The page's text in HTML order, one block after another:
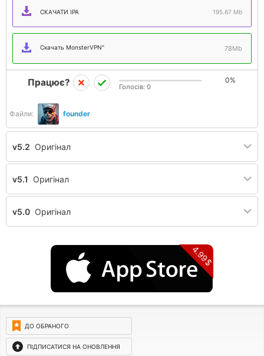
СКАЧАТИ IPA 195.67 Mb
Скачать MonsterVPN" 78Mb
Файли: founder
Працює? 0%
Голосів: 0
v5.2 Оригінал
v5.1 Оригінал
v5.0 Оригінал
4.99$
ДО ОБРАНОГО
ПІДПИСАТИСЯ НА ОНОВЛЕННЯ